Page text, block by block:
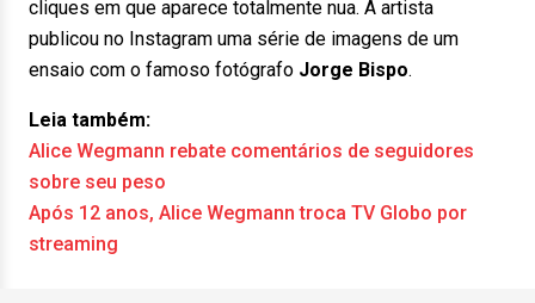
cliques em que aparece totalmente nua. A artista
publicou no Instagram uma série de imagens de um
ensaio com o famoso fotógrafo Jorge Bispo.
Leia também:
Alice Wegmann rebate comentários de seguidores
sobre seu peso
Após 12 anos, Alice Wegmann troca TV Globo por
streaming